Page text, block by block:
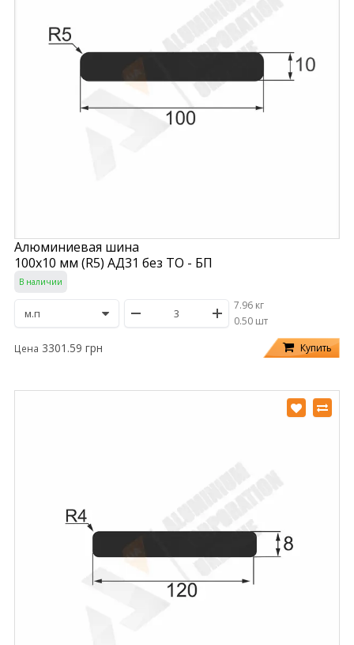
Алюминиевая шина
100х10 мм (R5) АД31 без ТО - БП
В наличии
7.96 кг
/0.50 шт
Цена 3301.59 грн Купить